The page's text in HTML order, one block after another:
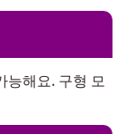
능해요. 구형 모